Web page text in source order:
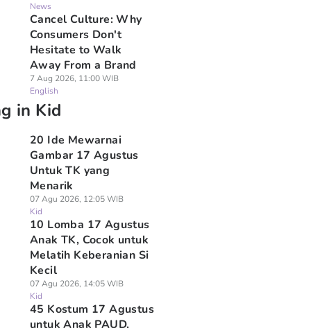
News
Cancel Culture: Why
Consumers Don't
Hesitate to Walk
Away From a Brand
7 Aug 2026, 11:00 WIB
English
in Kid
20 Ide Mewarnai
Gambar 17 Agustus
Untuk TK yang
Menarik
07 Agu 2026, 12:05 WIB
Kid
10 Lomba 17 Agustus
Anak TK, Cocok untuk
Melatih Keberanian Si
Kecil
07 Agu 2026, 14:05 WIB
Kid
45 Kostum 17 Agustus
untuk Anak PAUD,